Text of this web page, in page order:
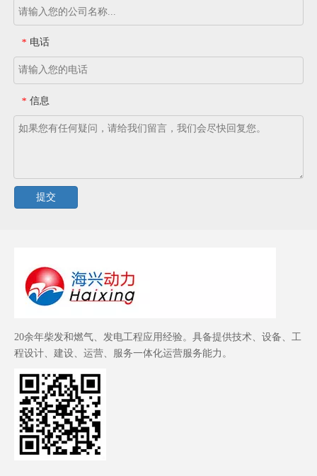
* 电话
* 信息
提交
20余年柴发和燃气、发电工程应用经验。具备提供技术、设备、工
程设计、建设、运营、服务一体化运营服务能力。